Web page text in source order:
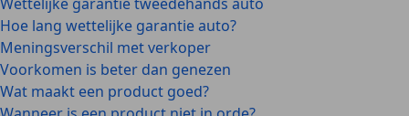
Hoe lang wettelijke garantie auto?
Meningsverschil met verkoper
Voorkomen is beter dan genezen
Wat maakt een product goed?